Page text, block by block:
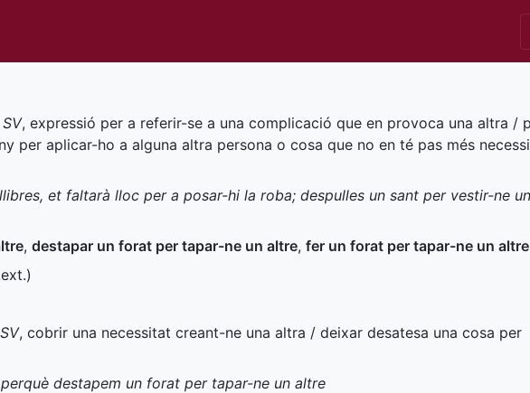
SV, expressió per a referir-se a una complicació que en provoca una altra /
per aplicar-ho a alguna altra persona o cosa que no en té pas més
et faltarà lloc per a posar-hi la roba; despulles un sant per vestir-ne
, destapar un forat per tapar-ne un altre, fer un forat per tapar-ne un altre
)
SV, cobrir una necessitat creant-ne una altra / deixar desatesa una cosa per
destapem un forat per tapar-ne un altre